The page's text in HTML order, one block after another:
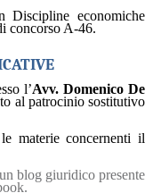
economiche
concorso A-46.
l’Avv. Domenico De
al patrocinio sostitutivo
materie concernenti il
blog giuridico presente